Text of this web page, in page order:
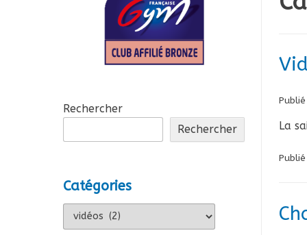
La
Rechercher
Rechercher
Catégories
Catégories